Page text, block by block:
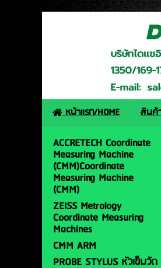
http://
หน้าแรก/HOME สินค้
ACCRETECH Coordinate
Measuring Machine
(CMM)Coordinate
Measuring Machine
(CMM)
ZEISS Metrology
Coordinate Measuring
Machines
CMM ARM
PROBE STYLUS หัวเข็มวัด